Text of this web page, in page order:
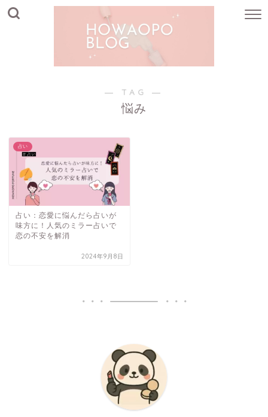
― TAG ―
悩み
占い
占い：恋愛に悩んだら占いが
味方に！人気のミラー占いで
恋の不安を解消
2024年9月8日